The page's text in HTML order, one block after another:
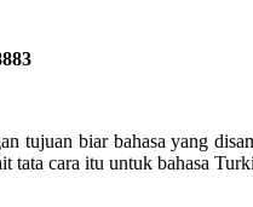
tujuan biar bahasa yang
tata cara itu untuk bahasa